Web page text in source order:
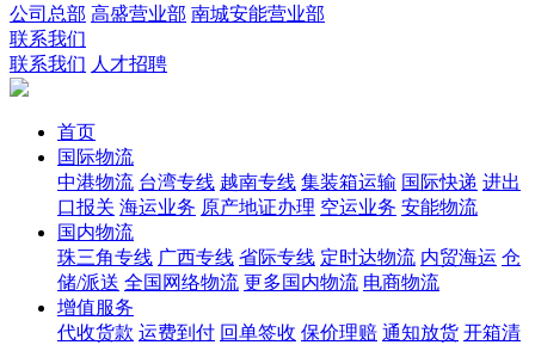
公司总部 高盛营业部 南城安能营业部
联系我们
联系我们 人才招聘
首页
国际物流
中港物流 台湾专线 越南专线 集装箱运输 国际快递 进出
口报关 海运业务 原产地证办理 空运业务 安能物流
国内物流
珠三角专线 广西专线 省际专线 定时达物流 内贸海运 仓
储/派送 全国网络物流 更多国内物流 电商物流
增值服务
代收货款 运费到付 回单签收 保价理赔 通知放货 开箱清